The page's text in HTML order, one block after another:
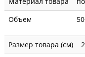
Объем
Размер товара (см)